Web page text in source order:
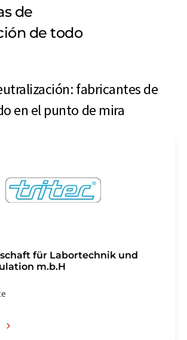
de
de todo
fabricantes de
en el punto de mira
für Labortechnik und
m.b.H